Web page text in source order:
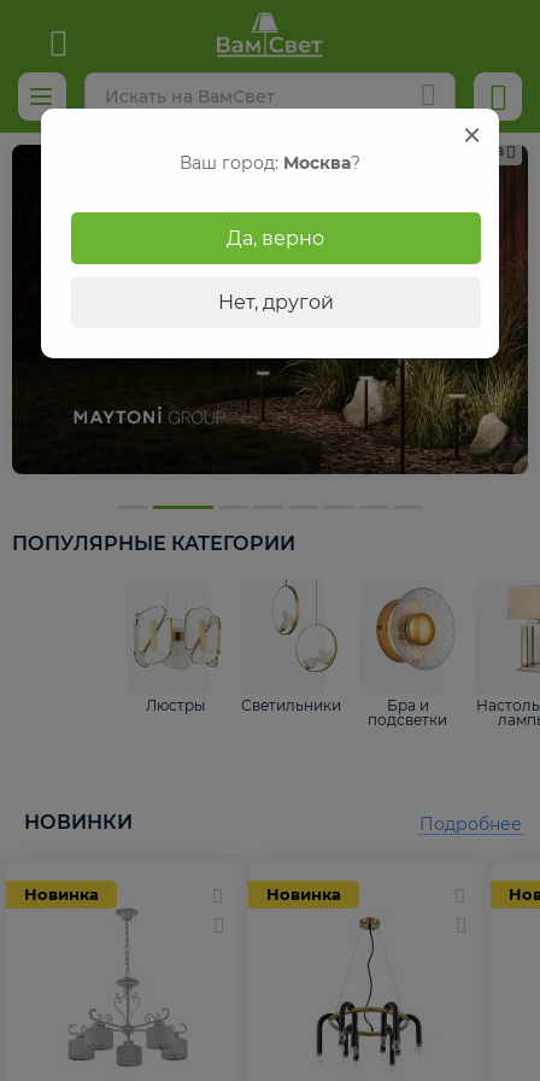
Реклама
ПОПУЛЯРНЫЕ КАТЕГОРИИ
Люстры Светильники
Бра и
подсветки
НОВИНКИ
Новинка Новинка
Подробнее
Ваш город: Москва?
Да, верно
Нет, другой